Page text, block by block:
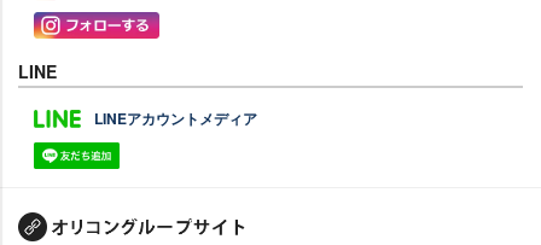
LINE
LINEアカウントメディア